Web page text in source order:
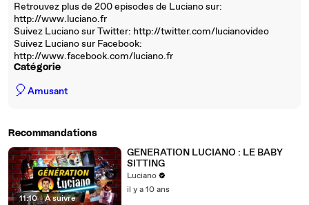
Retrouvez plus de 200 episodes de Luciano sur:
http://www.luciano.fr
Suivez Luciano sur Twitter: http://twitter.com/lucianovideo
Suivez Luciano sur Facebook:
http://www.facebook.com/luciano.fr
Catégorie
🎈Amusant
Recommandations
11:10 | À suivre
GENERATION LUCIANO : LE BABY
SITTING
Luciano
il y a 10 ans